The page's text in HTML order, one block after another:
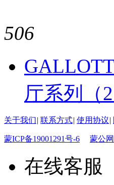
506
厅系列（
关于我们| 联系方式| 使用协议|
蒙ICP备19001291号-6 蒙公
在线客服